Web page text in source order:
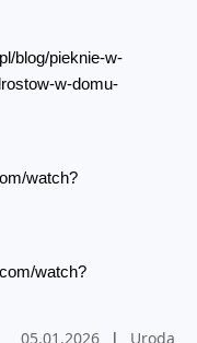
blog/pieknie-w-
w-domu-
watch?
watch?
05.01.2026 | Uroda